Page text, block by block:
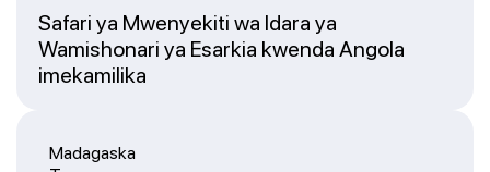
Madagaska
Safari ya Mwenyekiti wa Idara ya
Wamishonari ya Esarkia kwenda Angola
imekamilika